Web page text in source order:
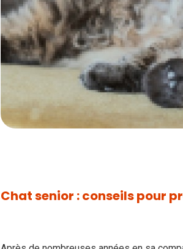
Chat senior : conseils pour